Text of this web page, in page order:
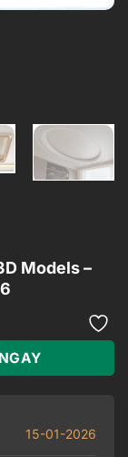
Models –
15-01-2026